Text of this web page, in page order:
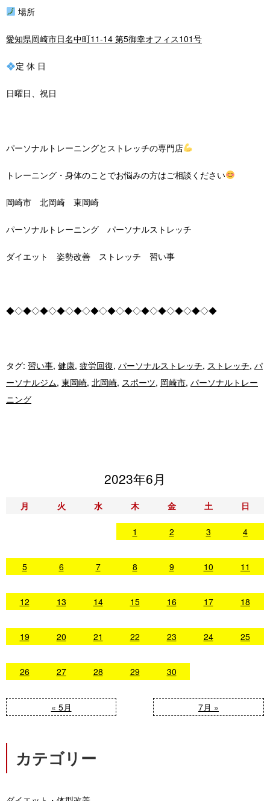
場所
愛知県岡崎市日名中町11-14 第5御幸オフィス101号
定 休 日
日曜日、祝日
パーソナルトレーニングとストレッチの専門店
トレーニング・身体のことでお悩みの方はご相談ください
岡崎市 北岡崎 東岡崎
パーソナルトレーニング パーソナルストレッチ
ダイエット 姿勢改善 ストレッチ 習い事
◆◇◆◇◆◇◆◇◆◇◆◇◆◇◆◇◆◇◆◇◆◇◆◇◆
タグ: 習い事, 健康, 疲労回復, パーソナルストレッチ, ストレッチ, パ
ーソナルジム, 東岡崎, 北岡崎, スポーツ, 岡崎市, パーソナルトレー
ニング
2023年6月
月 火 水 木 金 土 日
« 5月 7月 »
1 2 3 4
5 6 7 8 9 10 11
12 13 14 15 16 17 18
19 20 21 22 23 24 25
26 27 28 29 30
カテゴリー